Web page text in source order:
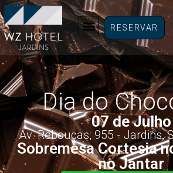
RESERVAR
Dia do
07 de Julho
Av. Rebouças, 955 - Jardins,
Sobremesa Cortesia
no Jantar